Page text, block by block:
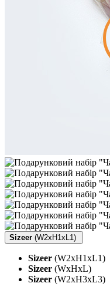
Sizeer (W2xH1xL1)
Sizeer (W2xH1xL1)
Sizeer (WxHxL)
Sizeer (W2xH3xL3)